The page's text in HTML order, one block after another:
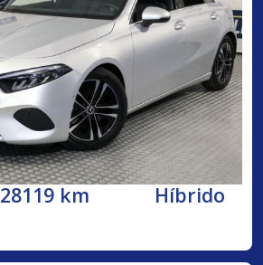
28119 km Híbrido